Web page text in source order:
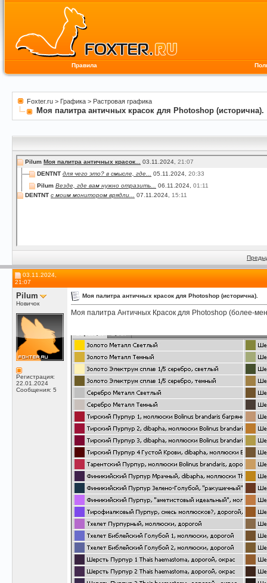
Правила
Foxter.ru > Графика > Растровая графика
Моя палитра античных красок для Photoshop (исторична).
Pilum Моя палитра античных красок... 03.11.2024, 21:07
DENTNT для чего это? в смысле, где... 05.11.2024, 20:33
Pilum Везде, где вам нужно отразить... 06.11.2024, 01:11
DENTNT с моим монитором врядли... 07.11.2024, 15:11
03.11.2024,
21:07
Pilum
Новичок
Регистрация:
22.01.2024
Сообщения: 5
Моя палитра античных красок для Photoshop (исторична).
Моя палитра Античных Красок для Photoshop (более-